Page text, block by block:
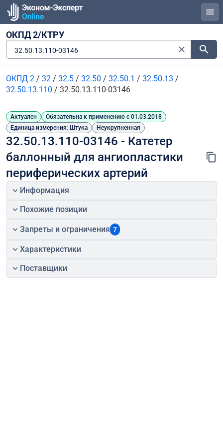
ОКПД 2/КТРУ
32.50.13.110-03146
ОКПД 2 / 32 / 32.5 / 32.50 / 32.50.1 / 32.50.13 /
32.50.13.110 / 32.50.13.110-03146
Актуален
Обязательна к применению с 01.03.2018
Единица измерения: Штука
Неукрупненная
32.50.13.110-03146 - Катетер
баллонный для ангиопластики
периферических артерий
Информация
Похожие позиции
Запреты и ограничения 7
Характеристики
Поставщики